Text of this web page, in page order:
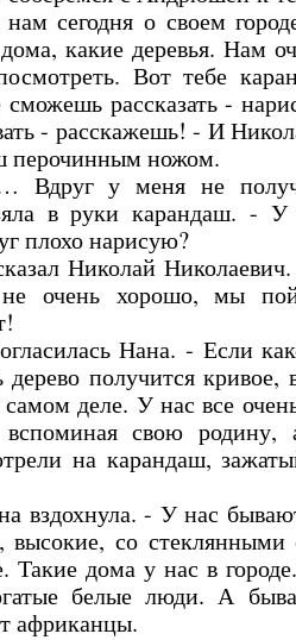
сегодня о своем
какие деревья. Нам
Вот тебе
рассказать -
- расскажешь! - И
перочинным ножом.
у меня не
в руки карандаш. - У
плохо нарисую?
Николай
не очень хорошо, мы
Нана. - Если
дерево получится
деле. У нас все
вспоминая свою
на карандаш,
вздохнула. - У нас
со стеклянными
Такие дома у нас в
белые люди. А
африканцы.